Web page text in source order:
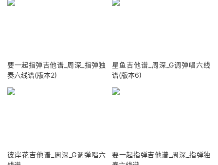
要一起指弹吉他谱_周深_指弹独
奏六线谱(版本2)
星鱼吉他谱_周深_G调弹唱六线
谱(版本6)
彼岸花吉他谱_周深_G调弹唱六
要一起指弹吉他谱_周深_指弹独